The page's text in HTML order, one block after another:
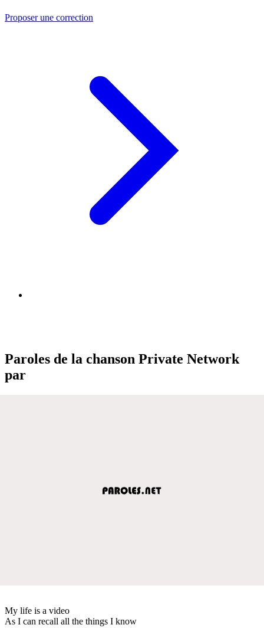
Proposer une correction
Paroles de la chanson Private Network
par
My life is a video
As I can recall all the things I know